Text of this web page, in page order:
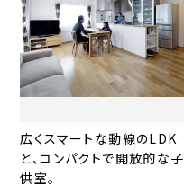
広くスマートな動線のLDK
と、コンパクトで開放的な子
供室。